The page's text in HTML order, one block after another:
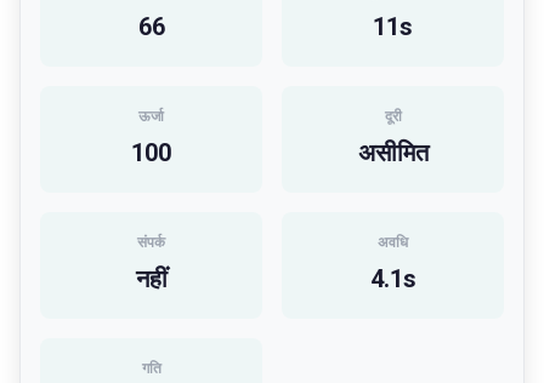
66 11s
ऊर्जा
100
दूरी
असीमित
संपर्क
नहीं
अवधि
4.1s
गति